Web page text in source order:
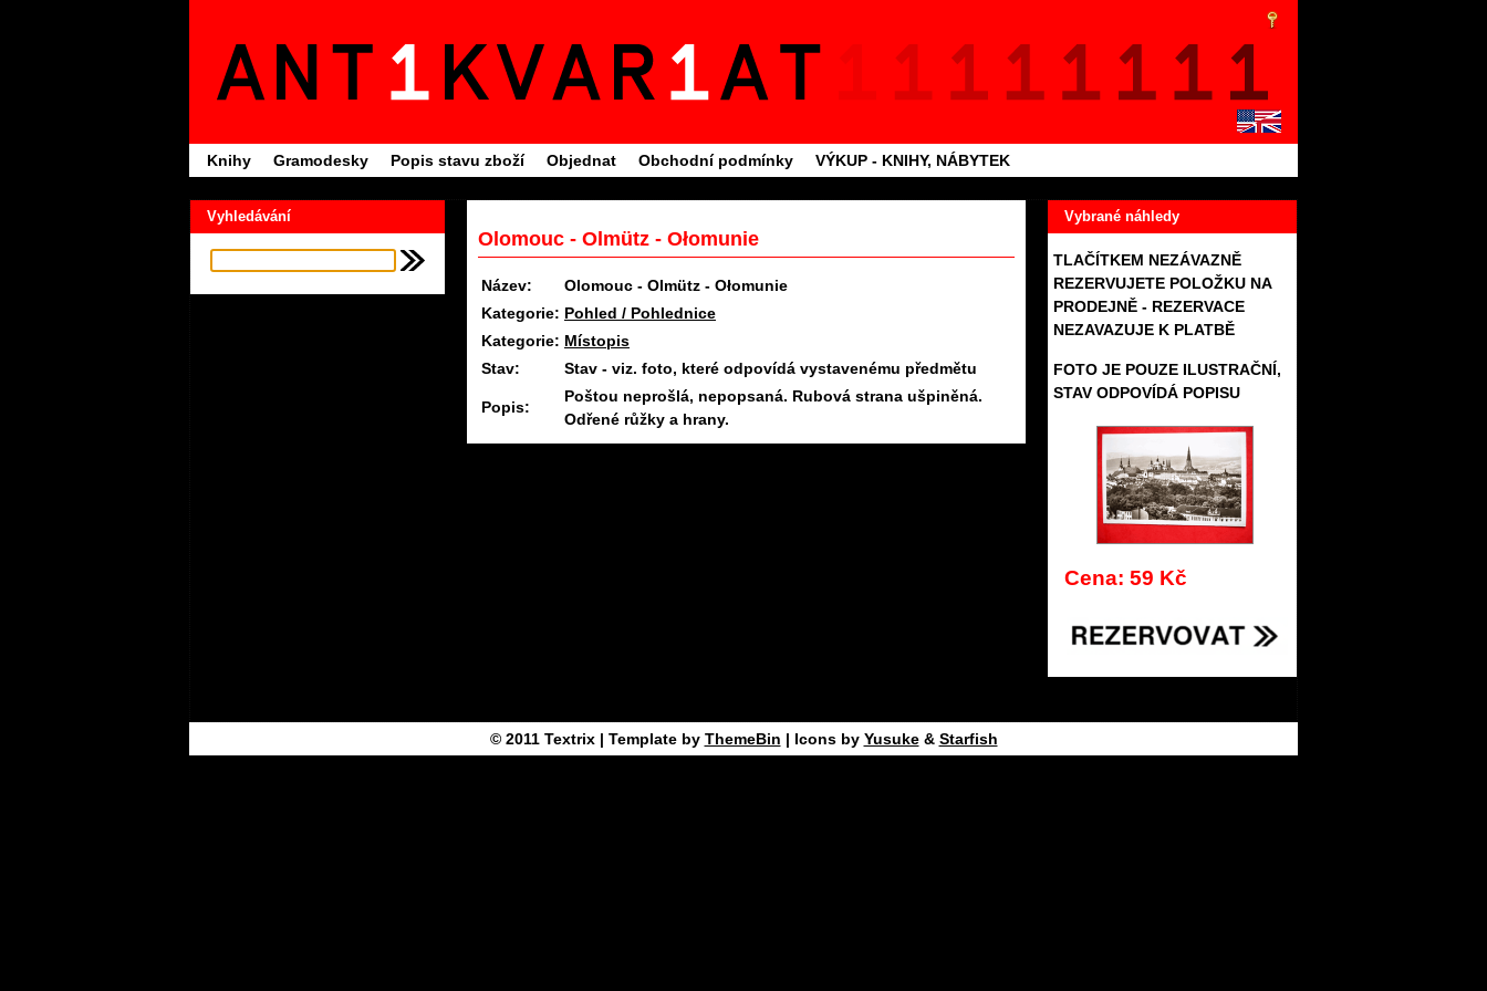
Knihy Gramodesky Popis stavu zboží Objednat Obchodní podmínky VÝKUP - KNIHY, NÁBYTEK
Vyhledávání Vybrané náhledy
TLAČÍTKEM NEZÁVAZNĚ
REZERVUJETE POLOŽKU NA
PRODEJNĚ - REZERVACE
NEZAVAZUJE K PLATBĚ
FOTO JE POUZE ILUSTRAČNÍ,
STAV ODPOVÍDÁ POPISU
Cena: 59 Kč
Olomouc - Olmütz - Ołomunie
Název:
Olomouc - Olmütz - Ołomunie
Kategorie: Pohled / Pohlednice
Kategorie: Místopis
Stav:
Stav - viz. foto, které odpovídá vystavenému předmětu
Popis:
Poštou neprošlá, nepopsaná. Rubová strana ušpiněná.
Odřené růžky a hrany.
© 2011 Textrix| Template by ThemeBin | Icons by Yusuke& Starfish